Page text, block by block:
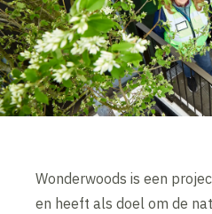
Wonderwoods is een
en heeft als doel om de